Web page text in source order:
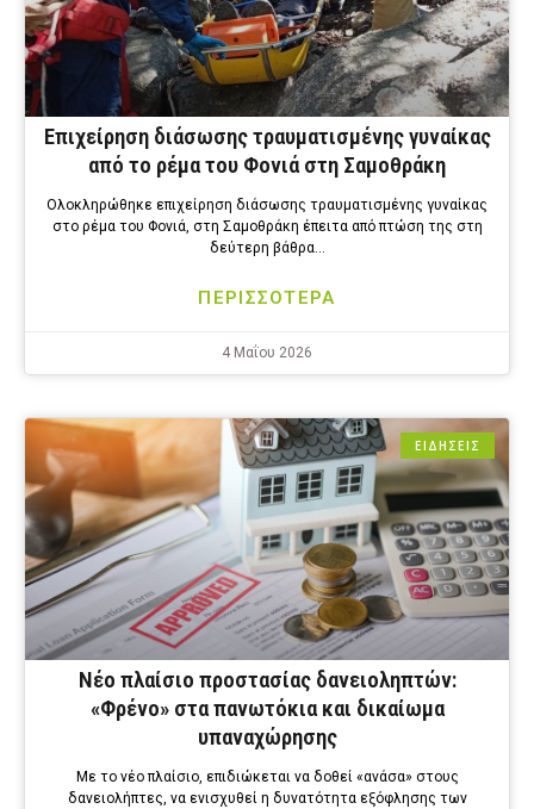
Επιχείρηση διάσωσης τραυματισμένης γυναίκας
από το ρέμα του Φονιά στη Σαμοθράκη
Ολοκληρώθηκε επιχείρηση διάσωσης τραυματισμένης γυναίκας
στο ρέμα του Φονιά, στη Σαμοθράκη έπειτα από πτώση της στη
δεύτερη βάθρα…
ΠΕΡΙΣΣΟΤΕΡΑ
4 Μαΐου 2026
ΕΙΔΗΣΕΙΣ
Νέο πλαίσιο προστασίας δανειοληπτών:
«Φρένο» στα πανωτόκια και δικαίωμα
υπαναχώρησης
Με το νέο πλαίσιο, επιδιώκεται να δοθεί «ανάσα» στους
δανειολήπτες, να ενισχυθεί η δυνατότητα εξόφλησης των